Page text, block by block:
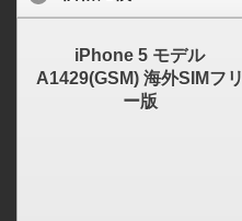
iPhone 5 モデル
A1429(GSM) 海外SIMフリ
ー版